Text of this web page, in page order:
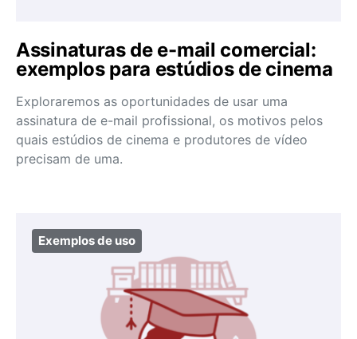
Assinaturas de e-mail comercial:
exemplos para estúdios de cinema
Exploraremos as oportunidades de usar uma
assinatura de e-mail profissional, os motivos pelos
quais estúdios de cinema e produtores de vídeo
precisam de uma.
Exemplos de uso